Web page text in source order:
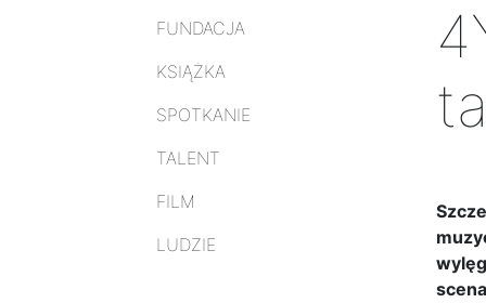
FUNDACJA
KSIĄŻKA
SPOTKANIE
TALENT
FILM
LUDZIE